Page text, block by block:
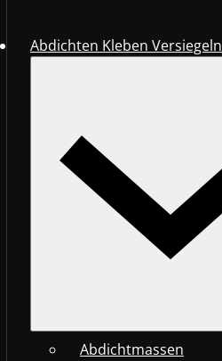
Abdichten Kleben Versiegeln
Abdichtmassen